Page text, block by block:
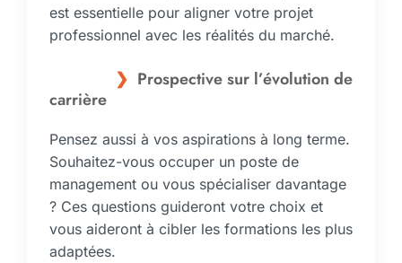
est essentielle pour aligner votre projet
professionnel avec les réalités du marché.
Prospective sur l’évolution de
carrière
Pensez aussi à vos aspirations à long terme.
Souhaitez-vous occuper un poste de
management ou vous spécialiser davantage
? Ces questions guideront votre choix et
vous aideront à cibler les formations les plus
adaptées.